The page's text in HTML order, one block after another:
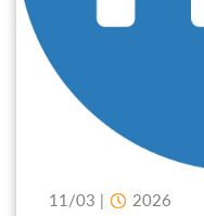
11/03 | 2026